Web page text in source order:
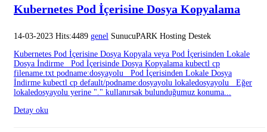
Kubernetes Pod İçerisine Dosya Kopyalama
14-03-2023 Hits:4489 genel SunucuPARK Hosting Destek
Kubernetes Pod İçerisine Dosya Kopyala veya Pod İçerisinden Lokale
Dosya İndirme Pod İçerisinde Dosya Kopyalama kubectl cp
filename.txt podname:dosyayolu Pod İçerisinden Lokale Dosya
İndirme kubectl cp default/podname:dosyayolu lokaledosyayolu Eğer
lokaledosyayolu yerine "." kullanırsak bulunduğumuz konuma...
Detay oku